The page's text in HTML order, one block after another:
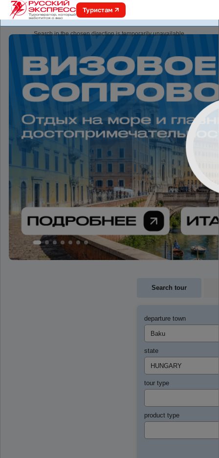
Туристам
Search tour
departure town
state
tour type
product type
online.r-express.ru
Search in the chosen direction is temporarily unavailable.